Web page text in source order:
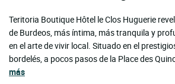
Teritoria Boutique Hôtel le Clos Huguerie
de Burdeos, más íntima, más tranquila y
en el arte de vivir local. Situado en el
bordelés, a pocos pasos de la Place des
más